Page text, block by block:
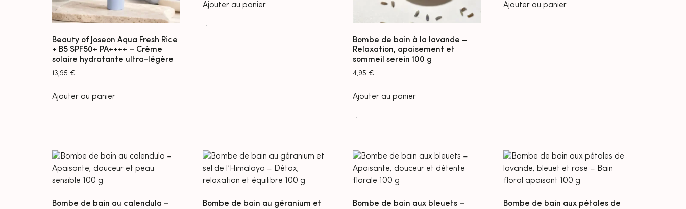
Beauty of Joseon Aqua Fresh Rice
+ B5 SPF50+ PA++++ – Crème
solaire hydratante ultra-légère
13,95 €
Ajouter au panier
Ajouter au panier
Bombe de bain à la lavande –
Relaxation, apaisement et
sommeil serein 100 g
4,95€
Ajouter au panier
Ajouter au panier
Bombe de bain au calendula –
Bombe de bain au géranium et
Bombe de bain aux bleuets –
Bombe de bain aux pétales de